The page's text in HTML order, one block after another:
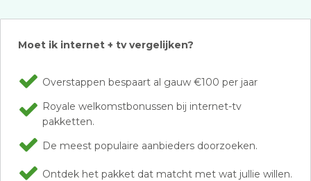
Moet ik internet + tv vergelijken?
Overstappen bespaart al gauw €100 per jaar
Royale welkomstbonussen bij internet-tv
pakketten.
De meest populaire aanbieders doorzoeken.
Ontdek het pakket dat matcht met wat jullie willen.